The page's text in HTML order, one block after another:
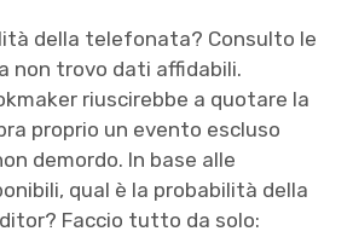
della telefonata? Consulto le
non trovo dati affidabili.
riuscirebbe a quotare la
proprio un evento escluso
demordo. In base alle
qual è la probabilità della
Faccio tutto da solo: